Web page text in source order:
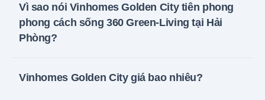
Vì sao nói Vinhomes Golden City tiên phong
phong cách sống 360 Green-Living tại Hải
Phòng?
Vinhomes Golden City giá bao nhiêu?